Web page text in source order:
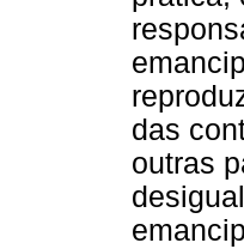
das
outras